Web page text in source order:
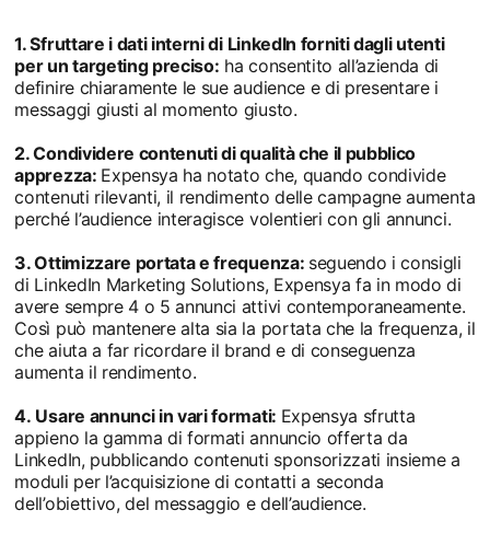
1. Sfruttare i dati interni di LinkedIn forniti dagli utenti
per un targeting preciso: ha consentito all’azienda di
definire chiaramente le sue audience e di presentare i
messaggi giusti al momento giusto.
2. Condividere contenuti di qualità che il pubblico
apprezza: Expensya ha notato che, quando condivide
contenuti rilevanti, il rendimento delle campagne aumenta
perché l’audience interagisce volentieri con gli annunci.
3. Ottimizzare portata e frequenza: seguendo i consigli
di LinkedIn Marketing Solutions, Expensya fa in modo di
avere sempre 4 o 5 annunci attivi contemporaneamente.
Così può mantenere alta sia la portata che la frequenza, il
che aiuta a far ricordare il brand e di conseguenza
aumenta il rendimento.
4. Usare annunci in vari formati: Expensya sfrutta
appieno la gamma di formati annuncio offerta da
LinkedIn, pubblicando contenuti sponsorizzati insieme a
moduli per l’acquisizione di contatti a seconda
dell’obiettivo, del messaggio e dell’audience.